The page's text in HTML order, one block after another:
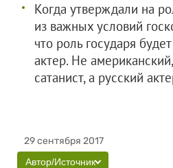
Когда утверждали на
из важных условий
что роль государя
актер. Не
сатанист, а русский
29 сентября 2017
Автор/Источник